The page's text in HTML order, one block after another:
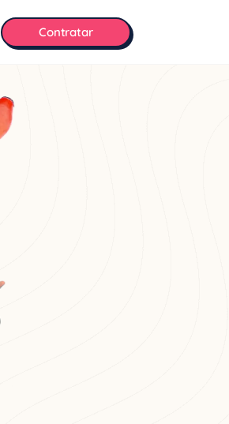
Contratar